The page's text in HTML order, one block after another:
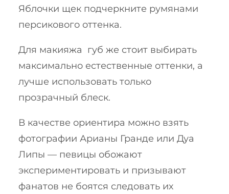
Яблочки щек подчеркните румянами
персикового оттенка.
Для макияжа губ же стоит выбирать
максимально естественные оттенки, а
лучше использовать только
прозрачный блеск.
В качестве ориентира можно взять
фотографии Арианы Гранде или Дуа
Липы — певицы обожают
экспериментировать и призывают
фанатов не боятся следовать их